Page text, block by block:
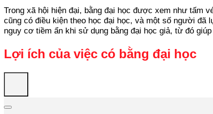
Trong xã hội hiện đại, bằng đại học được xem như tấm
cũng có điều kiện theo học đại học, và một số người
nguy cơ tiềm ẩn khi sử dụng bằng đại học giả, từ đó
Lợi ích của việc có bằng đại học